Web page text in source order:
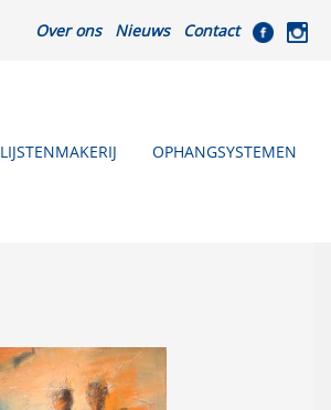
Over ons Nieuws Contact
LIJSTENMAKERIJ OPHANGSYSTEMEN